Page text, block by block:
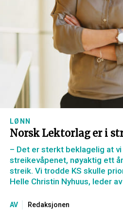
LØNN
Norsk Lektorlag er i
– Det er sterkt beklagelig at
streikevåpenet, nøyaktig ett
streik. Vi trodde KS skulle
Helle Christin Nyhuus, leder
AV Redaksjonen